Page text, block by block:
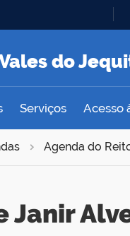
do
Serviços Acesso
Agenda do
Janir